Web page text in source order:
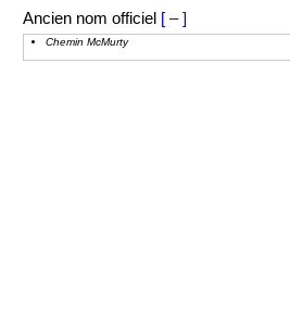
Ancien nom officiel [ – ]
Chemin McMurty